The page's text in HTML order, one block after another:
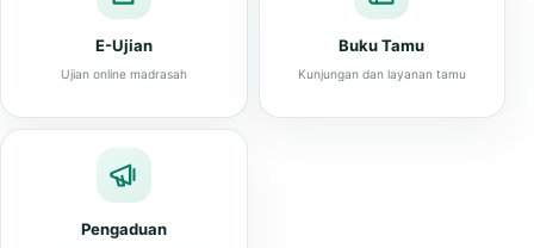
E-Ujian
Ujian online madrasah
Buku Tamu
Kunjungan dan layanan tamu
Pengaduan